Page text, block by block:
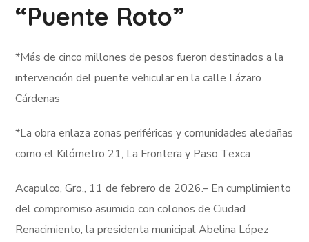
“Puente Roto”
*Más de cinco millones de pesos fueron destinados a la
intervención del puente vehicular en la calle Lázaro
Cárdenas
*La obra enlaza zonas periféricas y comunidades aledañas
como el Kilómetro 21, La Frontera y Paso Texca
Acapulco, Gro., 11 de febrero de 2026.– En cumplimiento
del compromiso asumido con colonos de Ciudad
Renacimiento, la presidenta municipal Abelina López